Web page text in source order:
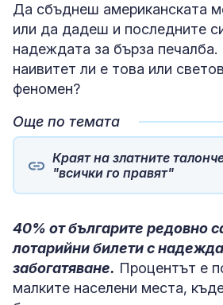
Да сбъднеш американската
или да дадеш и последните
надеждата за бърза печалба.
наивитет ли е това или
феномен?
Още по темата
Краят на златните
"всички го правят"
40% от българите редовно
лотарийни билети с
забогатяване. Процентът е
малките населени места,